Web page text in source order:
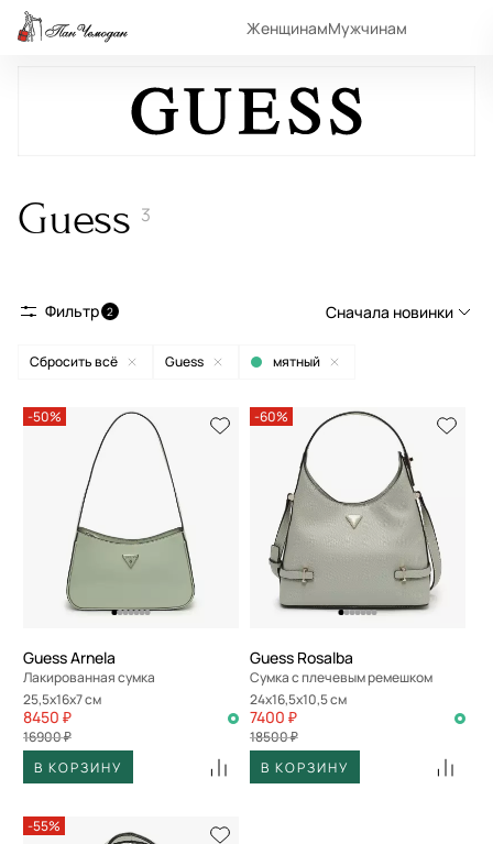
ЖенщинамМужчинам
Guess 3
Фильтр 2 Сначала новинки
Сначала популярные
По возрастанию цены
По убыванию цены
По размеру скидки
По скорости доставки
Сбросить всё Guess мятный
-50%
Guess Arnela
Лакированная сумка
25,5x16x7 см
8450 ₽
16900 ₽
В КОРЗИНУ
-60%
Guess Rosalba
Сумка с плечевым ремешком
24x16,5x10,5 см
7400 ₽
18500 ₽
В КОРЗИНУ
-55%